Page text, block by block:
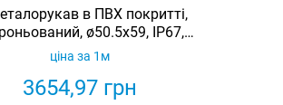
в ПВХ покритті,
ø50.5x59, IP67,
SFP050F3E
3654,97 грн
ціна за 1м